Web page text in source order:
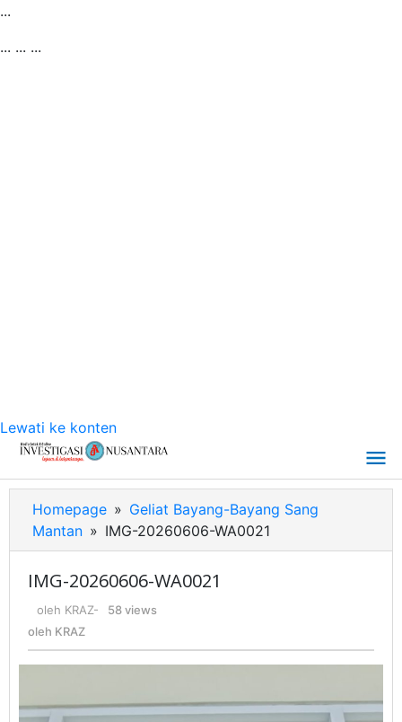
...
... ... ...
Lewati ke konten
Homepage » Geliat Bayang-Bayang Sang
Mantan » IMG-20260606-WA0021
IMG-20260606-WA0021
oleh KRAZ-
58 views
oleh KRAZ